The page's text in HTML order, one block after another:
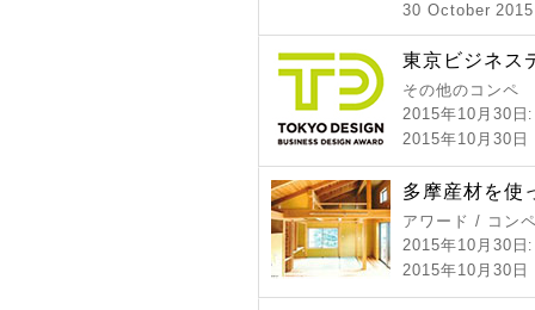
30 October
東京ビジネス
その他のコンペ
2015年10月30日
2015年10月30日
多摩産材を使
アワード / コン
2015年10月30日
2015年10月30日